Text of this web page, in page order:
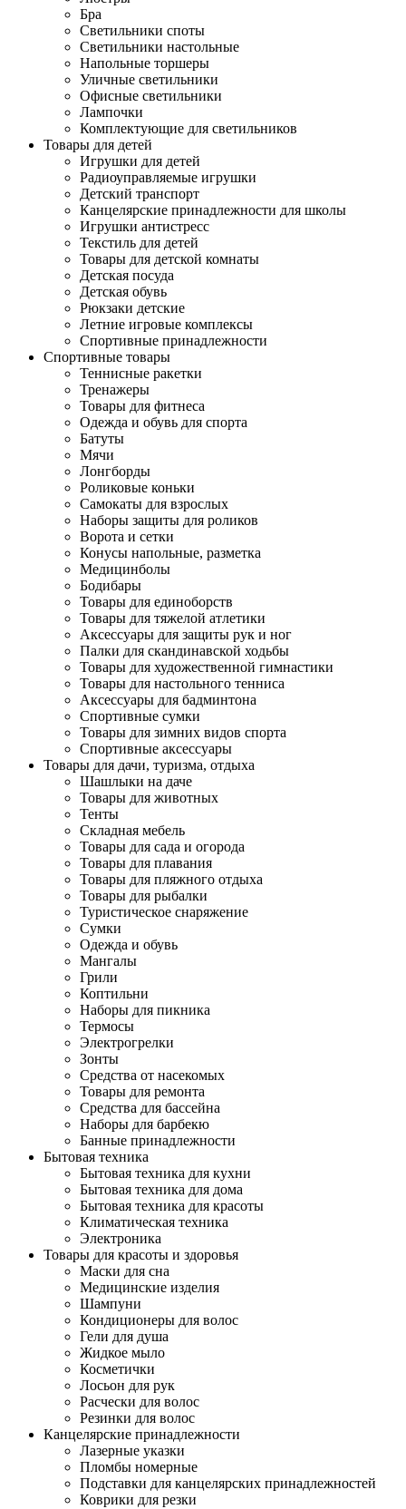
Бра
Светильники споты
Светильники настольные
Напольные торшеры
Уличные светильники
Офисные светильники
Лампочки
Комплектующие для светильников
Товары для детей
Игрушки для детей
Радиоуправляемые игрушки
Детский транспорт
Канцелярские принадлежности для школы
Игрушки антистресс
Текстиль для детей
Товары для детской комнаты
Детская посуда
Детская обувь
Рюкзаки детские
Летние игровые комплексы
Спортивные принадлежности
Спортивные товары
Теннисные ракетки
Тренажеры
Товары для фитнеса
Одежда и обувь для спорта
Батуты
Мячи
Лонгборды
Роликовые коньки
Самокаты для взрослых
Наборы защиты для роликов
Ворота и сетки
Конусы напольные, разметка
Медицинболы
Бодибары
Товары для единоборств
Товары для тяжелой атлетики
Аксессуары для защиты рук и ног
Палки для скандинавской ходьбы
Товары для художественной гимнастики
Товары для настольного тенниса
Аксессуары для бадминтона
Спортивные сумки
Товары для зимних видов спорта
Спортивные аксессуары
Товары для дачи, туризма, отдыха
Шашлыки на даче
Товары для животных
Тенты
Складная мебель
Товары для сада и огорода
Товары для плавания
Товары для пляжного отдыха
Товары для рыбалки
Туристическое снаряжение
Сумки
Одежда и обувь
Мангалы
Грили
Коптильни
Наборы для пикника
Термосы
Электрогрелки
Зонты
Средства от насекомых
Товары для ремонта
Средства для бассейна
Наборы для барбекю
Банные принадлежности
Бытовая техника
Бытовая техника для кухни
Бытовая техника для дома
Бытовая техника для красоты
Климатическая техника
Электроника
Товары для красоты и здоровья
Маски для сна
Медицинские изделия
Шампуни
Кондиционеры для волос
Гели для душа
Жидкое мыло
Косметички
Лосьон для рук
Расчески для волос
Резинки для волос
Канцелярские принадлежности
Лазерные указки
Пломбы номерные
Подставки для канцелярских принадлежностей
Коврики для резки